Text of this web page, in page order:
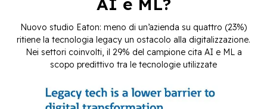
Vai
Sviluppo software BeeProd
Nuovo studio Eaton: meno di un’azienda su quattro (23%)
ritiene la tecnologia legacy un ostacolo alla digitalizzazione.
Nei settori coinvolti, il 29% del campione cita AI e ML a
scopo predittivo tra le tecnologie utilizzate